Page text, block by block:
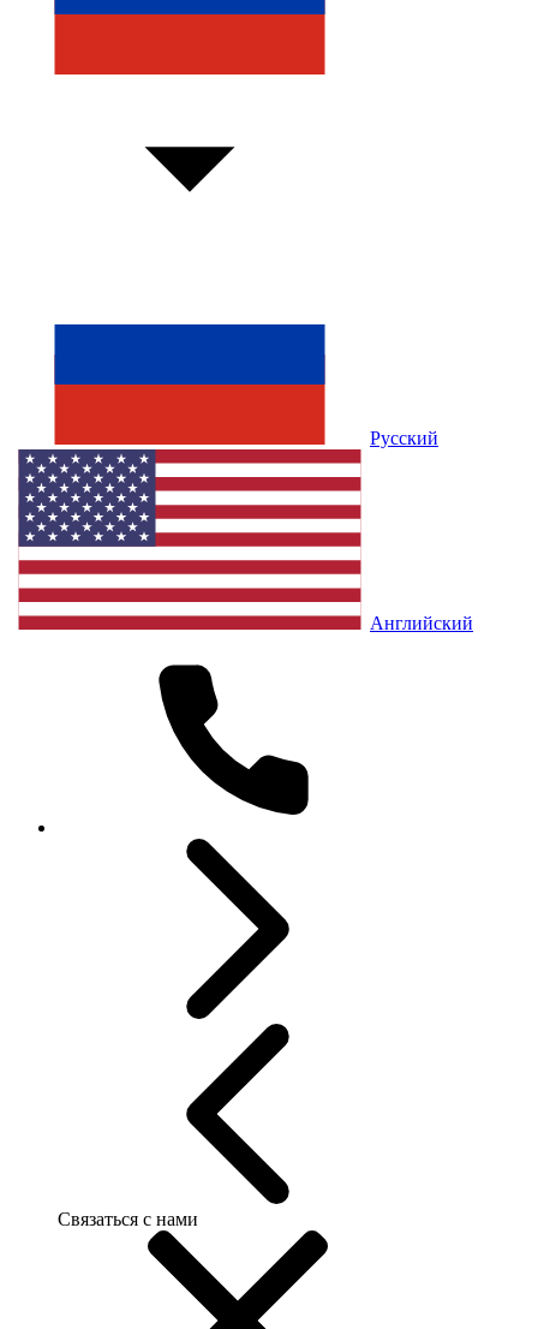
Русский
Английский
Связаться с нами